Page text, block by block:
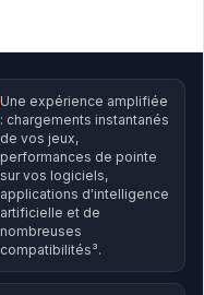
Une expérience amplifiée
: chargements instantanés
de vos jeux,
performances de pointe
sur vos logiciels,
applications d'intelligence
artificielle et de
nombreuses
compatibilités³.